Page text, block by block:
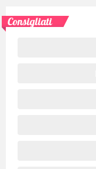
Consigliati